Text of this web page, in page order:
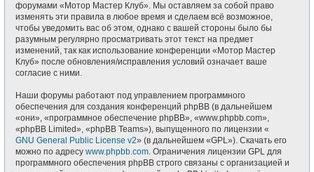
форумами «Мотор Мастер Клуб». Мы оставляем за собой право
изменять эти правила в любое время и сделаем всё возможное,
чтобы уведомить вас об этом, однако с вашей стороны было бы
разумным регулярно просматривать этот текст на предмет
изменений, так как использование конференции «Мотор Мастер
Клуб» после обновления/исправления условий означает ваше
согласие с ними.
Наши форумы работают под управлением программного
обеспечения для создания конференций phpBB (в дальнейшем
«они», «программное обеспечение phpBB», «www.phpbb.com»,
«phpBB Limited», «phpBB Teams»), выпущенного по лицензии «
GNU General Public License v2» (в дальнейшем «GPL»). Скачать его
можно по адресу www.phpbb.com. Ограничения лицензии GPL для
программного обеспечения phpBB строго связаны с организацией и